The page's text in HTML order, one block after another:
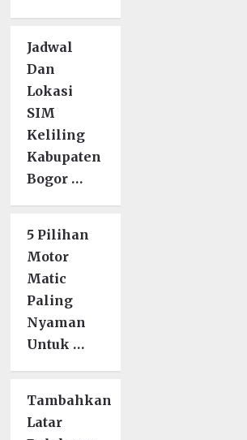
Jadwal
Dan
Lokasi
SIM
Keliling
Kabupaten
Bogor …
5 Pilihan
Motor
Matic
Paling
Nyaman
Untuk …
Tambahkan
Latar